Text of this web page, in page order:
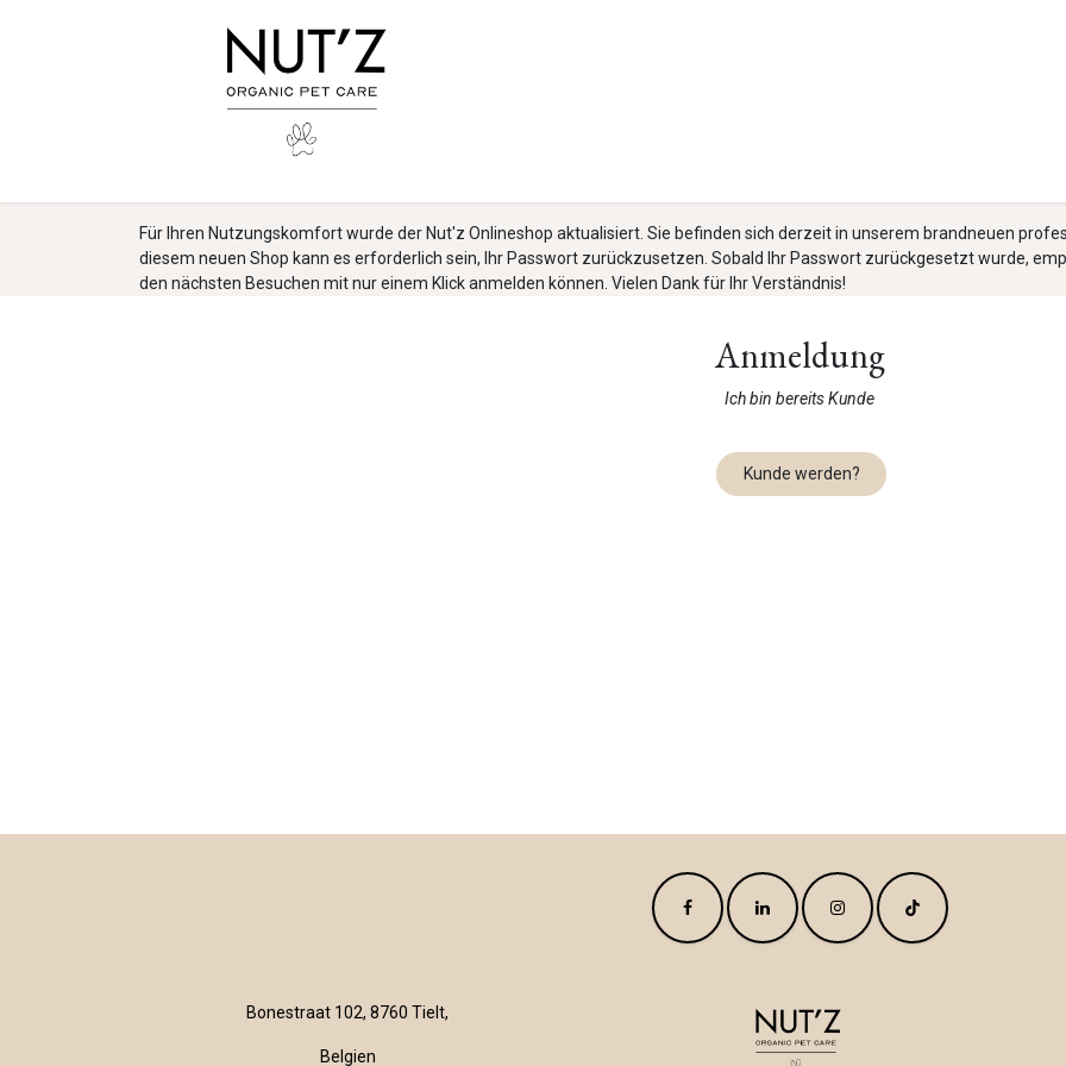
Für Ihren Nutzungskomfort wurde der Nut'z Onlineshop aktualisiert. Sie befinden sich derzeit in unserem brandneuen
diesem neuen Shop kann es erforderlich sein, Ihr Passwort zurückzusetzen. Sobald Ihr Passwort zurückgesetzt wurde,
den nächsten Besuchen mit nur einem Klick anmelden können. Vielen Dank für Ihr Verständnis!
Anmeldung
Ich bin bereits Kunde
Kunde werden?
Bonestraat 102, 8760 Tielt,
Belgien